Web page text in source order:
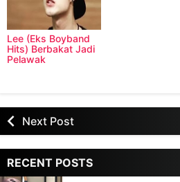
Lee (Eks Boyband
Hits) Berbakat Jadi
Pelawak
Next Post
RECENT POSTS